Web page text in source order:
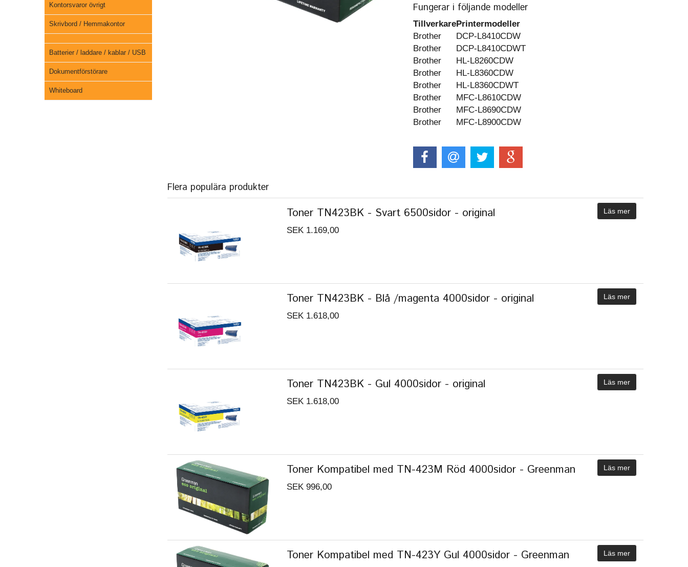
Kontorsvaror övrigt
Skrivbord / Hemmakontor
Batterier / laddare / kablar / USB
Dokumentförstörare
Whiteboard
Fungerar i följande modeller
TillverkarePrintermodeller
Brother
DCP-L8410CDW
Brother
DCP-L8410CDWT
Brother
HL-L8260CDW
Brother
HL-L8360CDW
Brother
HL-L8360CDWT
Brother
MFC-L8610CDW
Brother
MFC-L8690CDW
Brother
MFC-L8900CDW
Flera populära produkter
Toner TN423BK - Svart 6500sidor - original
SEK 1.169,00
Läs mer
Toner TN423BK - Blå /magenta 4000sidor - original
SEK 1.618,00
Läs mer
Toner TN423BK - Gul 4000sidor - original
SEK 1.618,00
Läs mer
Toner Kompatibel med TN-423M Röd 4000sidor - Greenman
SEK 996,00
Läs mer
Toner Kompatibel med TN-423Y Gul 4000sidor - Greenman Läs mer